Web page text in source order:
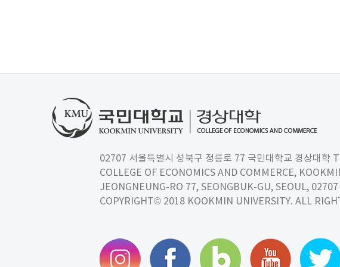
02707 서울특별시 성북구 정릉로 77 국민대학교 경상대학
COLLEGE OF ECONOMICS AND COMMERCE,
JEONGNEUNG-RO 77, SEONGBUK-GU, SEOUL,
COPYRIGHT© 2018 KOOKMIN UNIVERSITY. ALL